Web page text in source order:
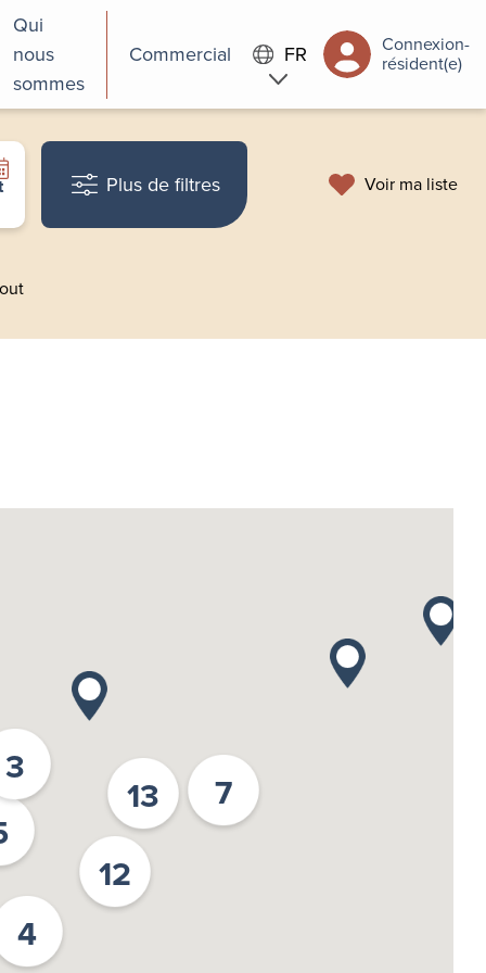
Qui
nous
sommes
Commercial FR Connexion-
résident(e)
Plus de filtres Voir ma liste
12
4
13 7
3